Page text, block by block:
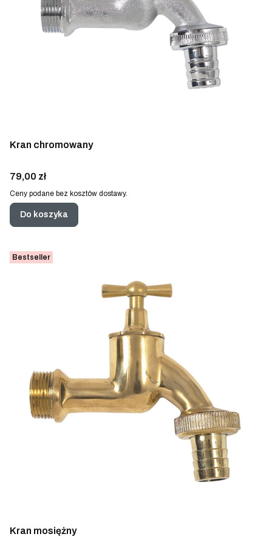
Kran chromowany
Cena
79,00 zł
Ceny podane bez kosztów dostawy.
Do koszyka
Bestseller
Kran mosiężny